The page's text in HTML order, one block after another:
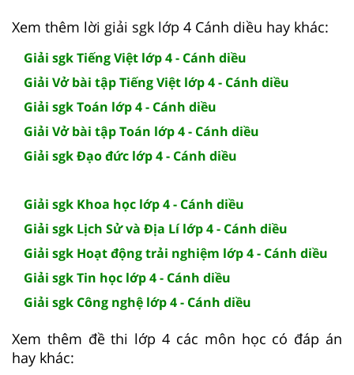
Xem thêm lời giải sgk lớp 4 Cánh diều hay khác:
Giải sgk Tiếng Việt lớp 4 - Cánh diều
Giải Vở bài tập Tiếng Việt lớp 4 - Cánh diều
Giải sgk Toán lớp 4 - Cánh diều
Giải Vở bài tập Toán lớp 4 - Cánh diều
Giải sgk Đạo đức lớp 4 - Cánh diều
Giải sgk Khoa học lớp 4 - Cánh diều
Giải sgk Lịch Sử và Địa Lí lớp 4 - Cánh diều
Giải sgk Hoạt động trải nghiệm lớp 4 - Cánh diều
Giải sgk Tin học lớp 4 - Cánh diều
Giải sgk Công nghệ lớp 4 - Cánh diều
Xem thêm đề thi lớp 4 các môn học có đáp án
hay khác: